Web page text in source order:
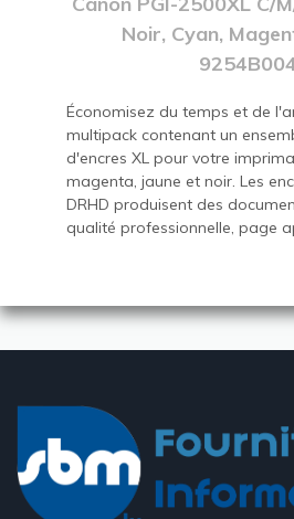
Noir, Cyan,
Économisez du temps et de
multipack contenant un
d'encres XL pour votre
magenta, jaune et noir. Les
DRHD produisent des
qualité professionnelle, page